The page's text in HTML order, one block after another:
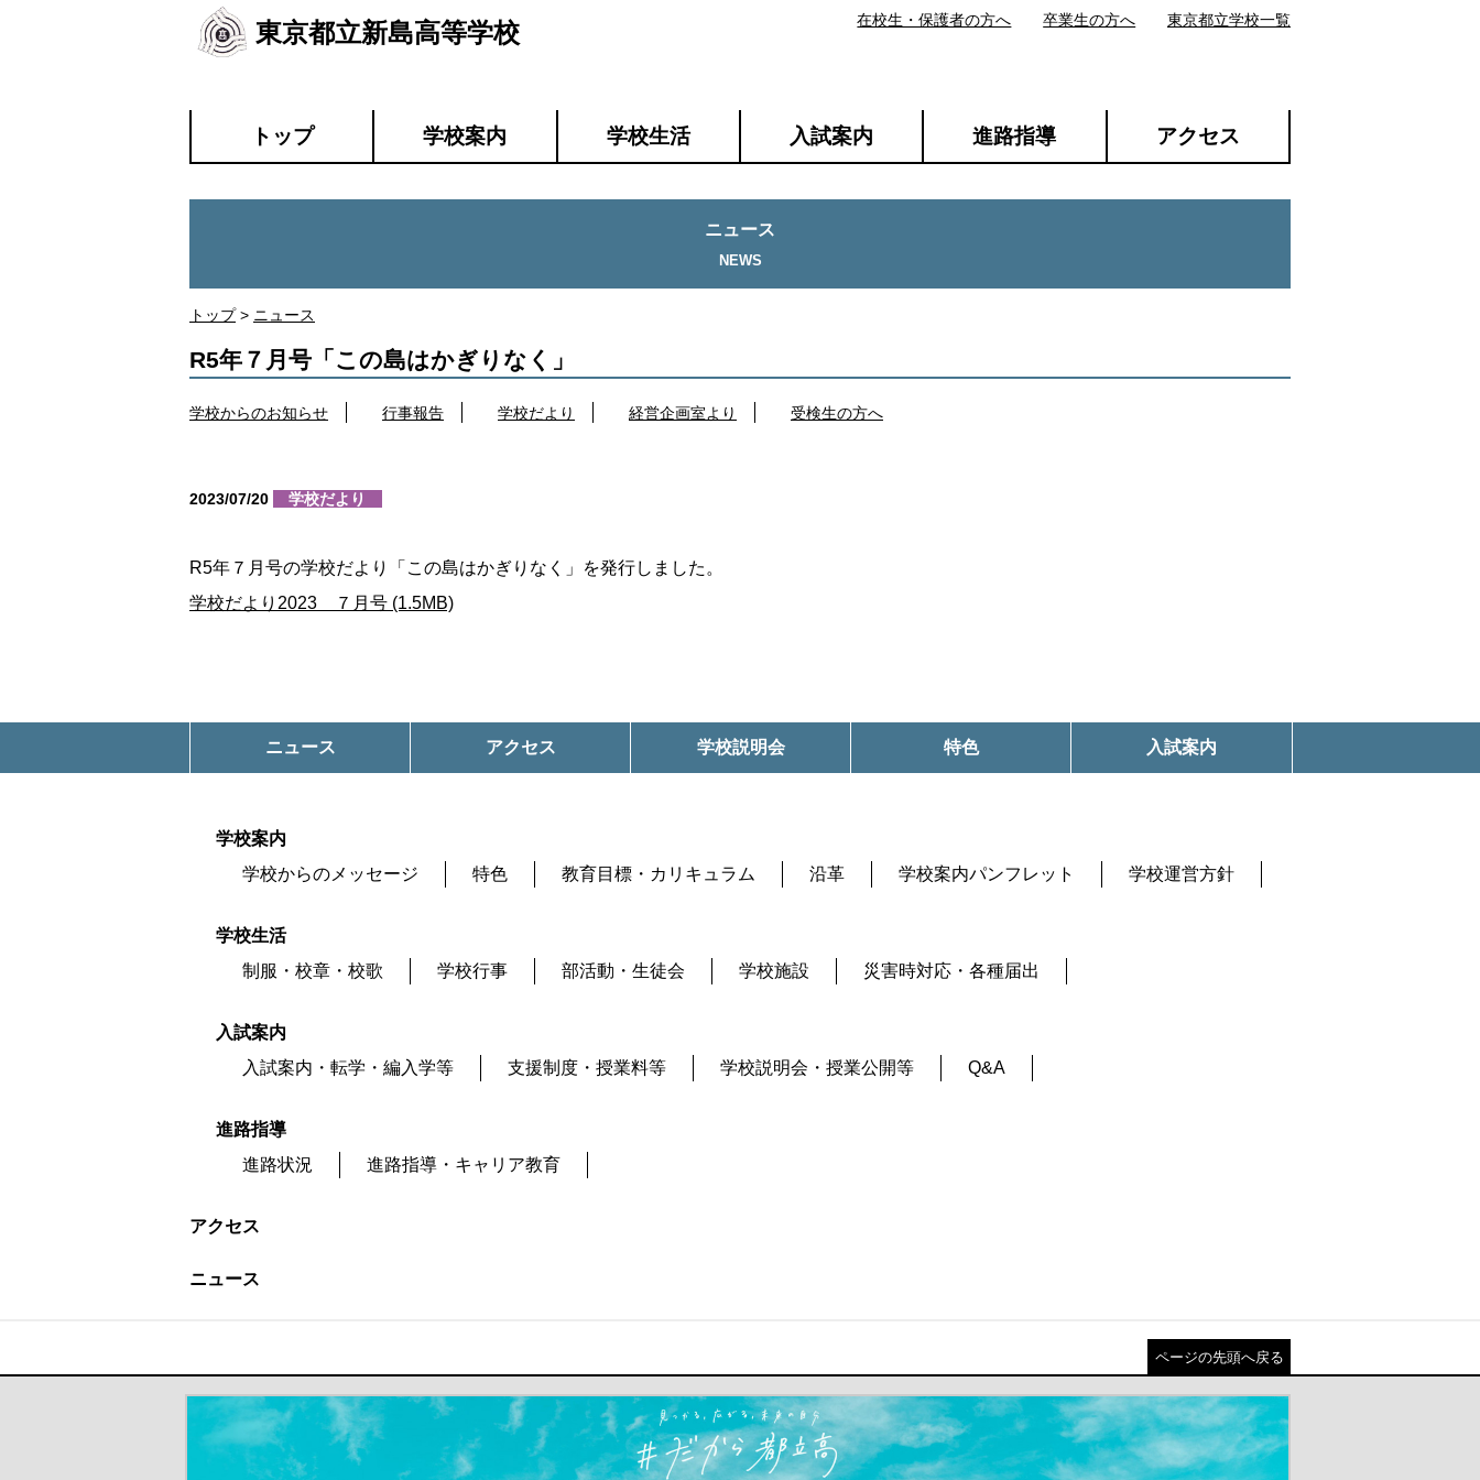
東京都立新島高等学校
トップ 学校案内 学校生活 入試案内 進路指導 アクセス
在校生・保護者の方へ 卒業生の方へ 東京都立学校一覧
トップ> ニュース
ニュース
学校からのお知らせ 行事報告 学校だより 経営企画室より 受検生の方へ
2023/07/20 学校だより
R5年７月号「この島はかぎりなく」
R5年７月号の学校だより「この島はかぎりなく」を発行しました。
学校だより2023 ７月号 (1.5MB)
ニュース アクセス 学校説明会 特色 入試案内
学校案内
学校からのメッセージ
特色 教育目標・カリキュラム 沿革 学校案内パンフレット 学校運営方針
学校生活
制服・校章・校歌
学校行事 部活動・生徒会 学校施設 災害時対応・各種届出
入試案内
入試案内・転学・編入学等
支援制度・授業料等 学校説明会・授業公開等 Q&A
進路指導
進路状況
進路指導・キャリア教育
アクセス
ニュース
ページの先頭へ戻る
＃だから都立高（別ウインドウが開きます）